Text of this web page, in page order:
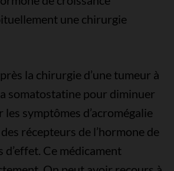
une chirurgie
la chirurgie d’une tumeur à
somatostatine pour diminuer
symptômes d’acromégalie
récepteurs de l’hormone de
d’effet. Ce médicament